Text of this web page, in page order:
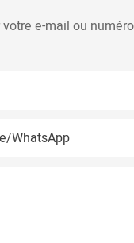
e-mail ou
WhatsApp